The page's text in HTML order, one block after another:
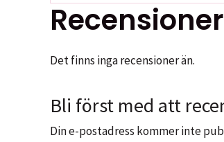
Recensioner
Det finns inga recensioner än.
Bli först med att
Din e-postadress kommer inte